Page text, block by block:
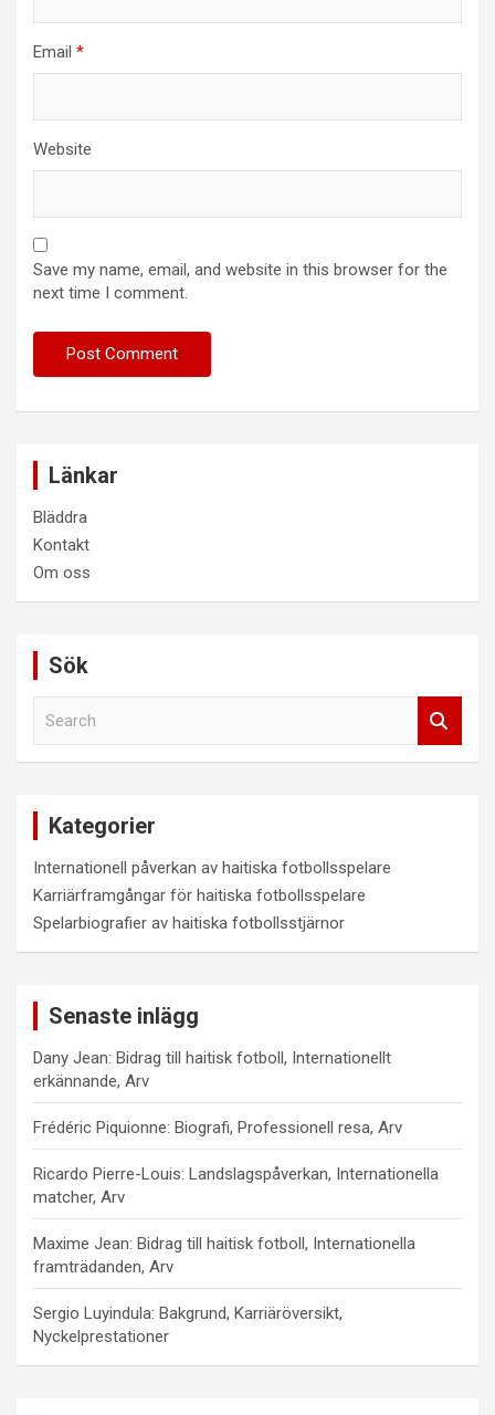
Email *
Website
Save my name, email, and website in this browser for the
next time I comment.
Länkar
Bläddra
Kontakt
Om oss
Sök
Kategorier
Internationell påverkan av haitiska fotbollsspelare
Karriärframgångar för haitiska fotbollsspelare
Spelarbiografier av haitiska fotbollsstjärnor
Senaste inlägg
Dany Jean: Bidrag till haitisk fotboll, Internationellt
erkännande, Arv
Frédéric Piquionne: Biografi, Professionell resa, Arv
Ricardo Pierre-Louis: Landslagspåverkan, Internationella
matcher, Arv
Maxime Jean: Bidrag till haitisk fotboll, Internationella
framträdanden, Arv
Sergio Luyindula: Bakgrund, Karriäröversikt,
Nyckelprestationer